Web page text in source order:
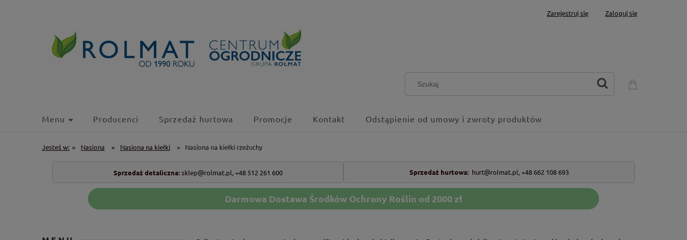
Zarejestruj się Zaloguj się
Menu Producenci Sprzedaż hurtowa Promocje Kontakt Odstąpienie od umowy i zwroty produktów
Jesteś w: » Nasiona » Nasiona na kiełki » Nasiona na kiełki rzeżuchy
Sprzedaż detaliczna: sklep@rolmat.pl, +48 512 261 600 Sprzedaż hurtowa: hurt@rolmat.pl,+48 662 108 693
Darmowa Dostawa Środków Ochrony Roślin od 2000 zł